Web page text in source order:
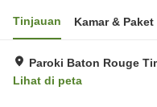
Tinjauan Kamar & Paket
Paroki Baton Rouge
Lihat di peta